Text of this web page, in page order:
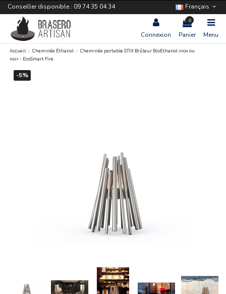
Conseiller disponible : 09 74 35 04 34 Français
Connexion
0
Panier Menu
Accueil Cheminée Éthanol
Cheminée portable STIX Brûleur BioEthanol inox ou
noir - EcoSmart Fire
-5%